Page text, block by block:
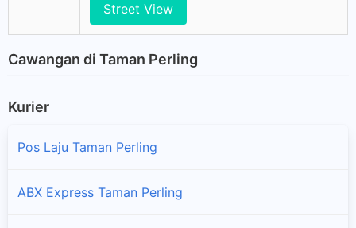
Street View
Cawangan di Taman Perling
Kurier
Pos Laju Taman Perling
ABX Express Taman Perling